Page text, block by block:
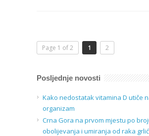
Page 1 of 2 1 2
Posljednje novosti
Kako nedostatak vitamina D utiče
organizam
Crna Gora na prvom mjestu po
obolijevanja i umiranja od raka